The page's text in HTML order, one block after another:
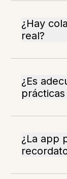
¿Hay
real?
¿Es
¿La app